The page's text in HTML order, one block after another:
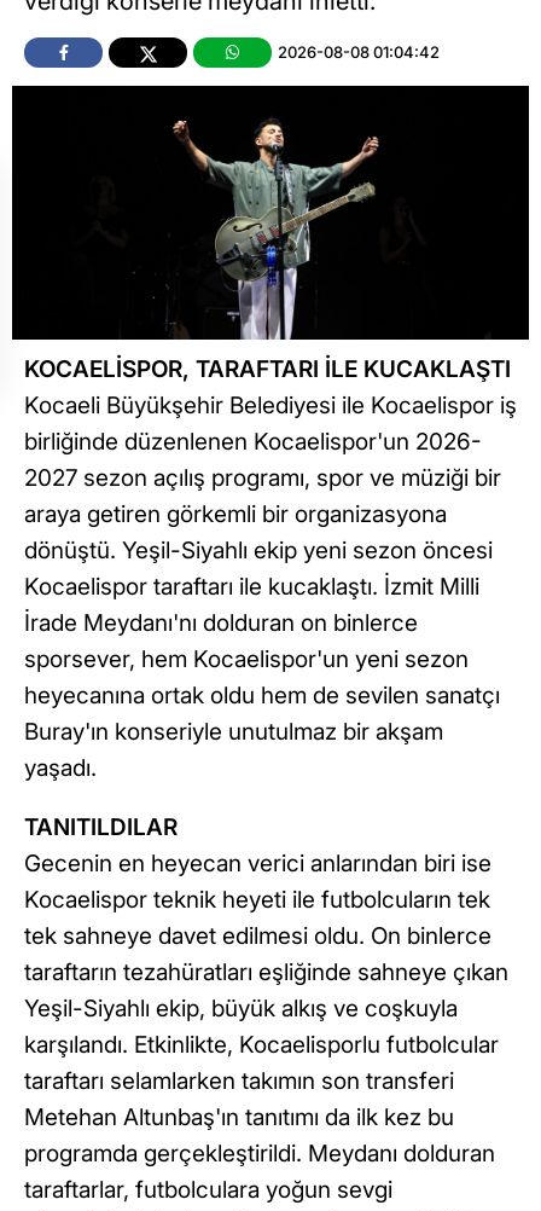
2026-08-08 01:04:42
KOCAELİSPOR, TARAFTARI İLE KUCAKLAŞTI
Kocaeli Büyükşehir Belediyesi ile Kocaelispor iş
birliğinde düzenlenen Kocaelispor'un 2026-
2027 sezon açılış programı, spor ve müziği bir
araya getiren görkemli bir organizasyona
dönüştü. Yeşil-Siyahlı ekip yeni sezon öncesi
Kocaelispor taraftarı ile kucaklaştı. İzmit Milli
İrade Meydanı'nı dolduran on binlerce
sporsever, hem Kocaelispor'un yeni sezon
heyecanına ortak oldu hem de sevilen sanatçı
Buray'ın konseriyle unutulmaz bir akşam
yaşadı.
TANITILDILAR
Gecenin en heyecan verici anlarından biri ise
Kocaelispor teknik heyeti ile futbolcuların tek
tek sahneye davet edilmesi oldu. On binlerce
taraftarın tezahüratları eşliğinde sahneye çıkan
Yeşil-Siyahlı ekip, büyük alkış ve coşkuyla
karşılandı. Etkinlikte, Kocaelisporlu futbolcular
taraftarı selamlarken takımın son transferi
Metehan Altunbaş'ın tanıtımı da ilk kez bu
programda gerçekleştirildi. Meydanı dolduran
taraftarlar, futbolculara yoğun sevgi